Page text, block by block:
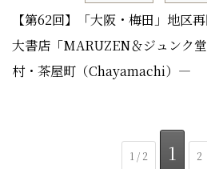
【第62回】「大阪・梅田」地区
大書店「MARUZEN＆ジュンク
村・茶屋町（Chayamachi）―
1 / 2 1 2